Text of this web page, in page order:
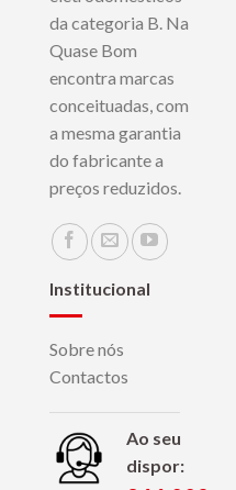
da categoria B. Na
Quase Bom
encontra marcas
conceituadas, com
a mesma garantia
do fabricante a
preços reduzidos.
Institucional
Sobre nós
Contactos
Ao seu
dispor: